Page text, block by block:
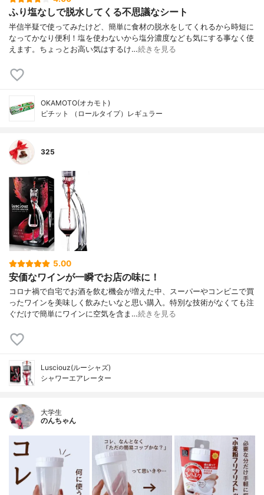
ふり塩なしで脱水してくる不思議なシート
半信半疑で使ってみたけど、簡単に食材の脱水をしてくれるから時短に
なってかなり便利！塩を使わないから塩分濃度なども気にする事なく使
えます。ちょっとお高い気はするけ…続きを見る
OKAMOTO(オカモト)
ピチット （ロールタイプ）レギュラー
325
5.00
安価なワインが一瞬でお店の味に！
コロナ禍で自宅でお酒を飲む機会が増えた中、スーパーやコンビニで買
ったワインを美味しく飲みたいなと思い購入。特別な技術がなくても注
ぐだけで簡単にワインに空気を含ま…続きを見る
Lusciouz(ルーシャズ)
シャワーエアレーター
大学生
のんちゃん